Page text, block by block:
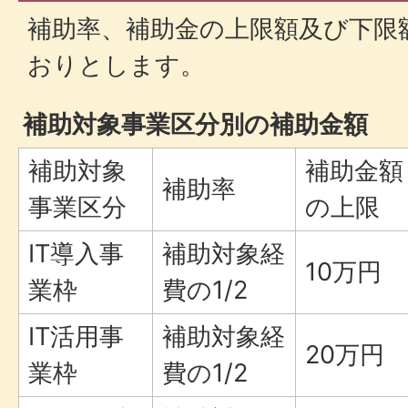
補助率、補助金の上限額及び下
おりとします。
補助対象事業区分別の補助金額
補助対象
事業区分
補助率
補助金額
の上限
IT導入事
業枠
補助対象経
費の1/2
10万円
IT活用事
業枠
補助対象経
費の1/2
20万円